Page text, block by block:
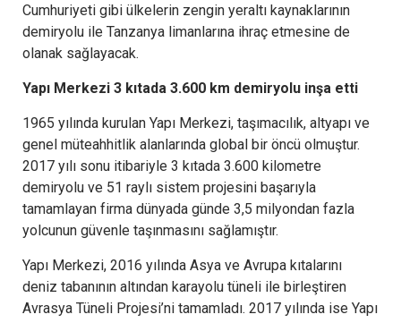
Cumhuriyeti gibi ülkelerin zengin yeraltı kaynaklarının
demiryolu ile Tanzanya limanlarına ihraç etmesine de
olanak sağlayacak.
Yapı Merkezi 3 kıtada 3.600 km demiryolu inşa etti
1965 yılında kurulan Yapı Merkezi, taşımacılık, altyapı ve
genel müteahhitlik alanlarında global bir öncü olmuştur.
2017 yılı sonu itibariyle 3 kıtada 3.600 kilometre
demiryolu ve 51 raylı sistem projesini başarıyla
tamamlayan firma dünyada günde 3,5 milyondan fazla
yolcunun güvenle taşınmasını sağlamıştır.
Yapı Merkezi, 2016 yılında Asya ve Avrupa kıtalarını
deniz tabanının altından karayolu tüneli ile birleştiren
Avrasya Tüneli Projesi’ni tamamladı. 2017 yılında ise Yapı